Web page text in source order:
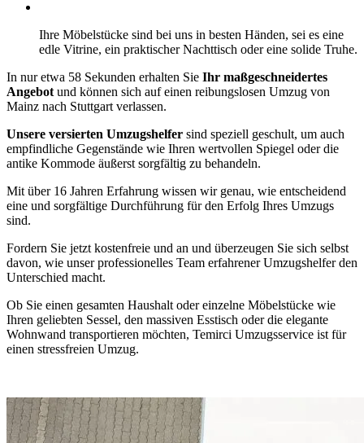
Ihre Möbelstücke sind bei uns in besten Händen, sei es eine
edle Vitrine, ein praktischer Nachttisch oder eine solide Truhe.
In nur etwa 58 Sekunden erhalten Sie Ihr maßgeschneidertes
Angebot und können sich auf einen reibungslosen Umzug von
Mainz nach Stuttgart verlassen.
Unsere versierten Umzugshelfer sind speziell geschult, um auch
empfindliche Gegenstände wie Ihren wertvollen Spiegel oder die
antike Kommode äußerst sorgfältig zu behandeln.
Mit über 16 Jahren Erfahrung wissen wir genau, wie entscheidend
eine und sorgfältige Durchführung für den Erfolg Ihres Umzugs
sind.
Fordern Sie jetzt kostenfreie und an und überzeugen Sie sich selbst
davon, wie unser professionelles Team erfahrener Umzugshelfer den
Unterschied macht.
Ob Sie einen gesamten Haushalt oder einzelne Möbelstücke wie
Ihren geliebten Sessel, den massiven Esstisch oder die elegante
Wohnwand transportieren möchten, Temirci Umzugsservice ist für
einen stressfreien Umzug.